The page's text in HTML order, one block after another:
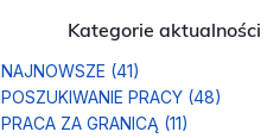
Kategorie aktualności
NAJNOWSZE (41)
POSZUKIWANIE PRACY (48)
PRACA ZA GRANICĄ (11)